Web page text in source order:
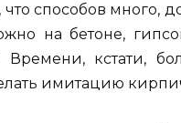
способов много,
на бетоне,
Времени, кстати,
имитацию